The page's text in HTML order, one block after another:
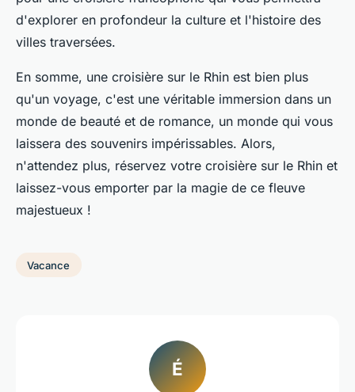
d'explorer en profondeur la culture et l'histoire des
villes traversées.
En somme, une croisière sur le Rhin est bien plus
qu'un voyage, c'est une véritable immersion dans un
monde de beauté et de romance, un monde qui vous
laissera des souvenirs impérissables. Alors,
n'attendez plus, réservez votre croisière sur le Rhin et
laissez-vous emporter par la magie de ce fleuve
majestueux !
Vacance
É